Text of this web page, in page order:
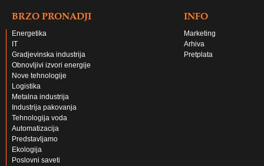
BRZO PRONADJI
Energetika
IT
Gradjevinska industrija
Obnovljivi izvori energije
Nove tehnologije
Logistika
Metalna industrija
Industrija pakovanja
Tehnologija voda
Automatizacija
Predstavljamo
Ekologija
Poslovni saveti
INFO
Marketing
Arhiva
Pretplata